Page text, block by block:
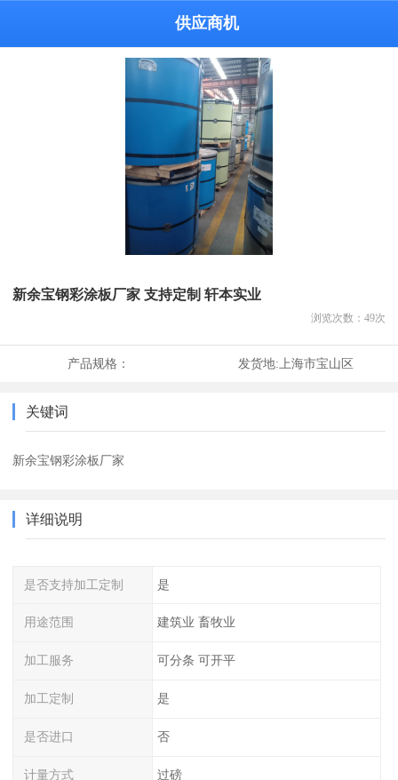
供应商机
新余宝钢彩涂板厂家 支持定制 轩本实业
浏览次数： 49次
产品规格： 发货地:上海市宝山区
关键词
新余宝钢彩涂板厂家
详细说明
是否支持加工定制 是
用途范围 建筑业 畜牧业
加工服务 可分条 可开平
加工定制 是
是否进口 否
计量方式 过磅